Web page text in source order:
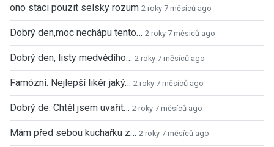
ono staci pouzit selsky rozum 2 roky 7 měsíců ago
Dobrý den,moc nechápu tento… 2 roky 7 měsíců ago
Dobrý den, listy medvědího… 2 roky 7 měsíců ago
Famózní. Nejlepší likér jaký… 2 roky 7 měsíců ago
Dobrý de. Chtěl jsem uvařit… 2 roky 7 měsíců ago
Mám před sebou kuchařku z… 2 roky 7 měsíců ago